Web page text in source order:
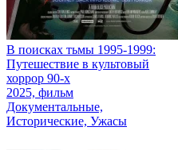
В поисках тьмы 1995-1999:
Путешествие в культовый
хоррор 90-х
2025, фильм
Документальные,
Исторические, Ужасы